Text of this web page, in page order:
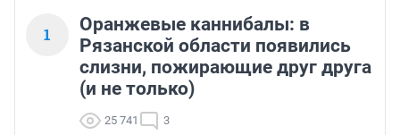
1
Оранжевые каннибалы: в
Рязанской области появились
слизни, пожирающие друг друга
(и не только)
25 741 3